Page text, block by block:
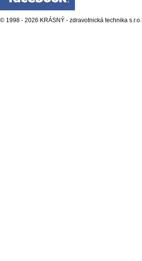
© 1998 - 2026 KRÁSNÝ - zdravotnická technika s.r.o.